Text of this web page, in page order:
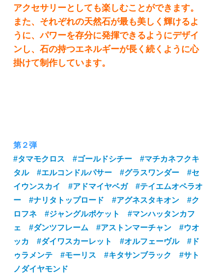
アクセサリーとしても楽しむことができます。
また、それぞれの天然石が最も美しく輝けるよ
うに、パワーを存分に発揮できるようにデザイ
ンし、石の持つエネルギーが長く続くように心
掛けて制作しています。
第２弾
#タマモクロス
#ゴールドシチー
#マチカネフクキ
タル
#エルコンドルパサー #グラスワンダー
#セ
イウンスカイ
#アドマイヤベガ
#テイエムオペラオ
ー
#ナリタトップロード #アグネスタキオン
#ク
ロフネ
#ジャングルポケット
#マンハッタンカフ
ェ
#ダンツフレーム #アストンマーチャン
#ウオ
ッカ
#ダイワスカーレット #オルフェーヴル
#ド
ゥラメンテ
#モーリス #キタサンブラック
#サト
ノダイヤモンド